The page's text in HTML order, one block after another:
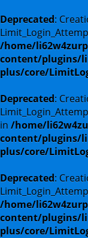
Deprecated:
/home/
content/plugins/
plus/core/
Deprecated:
in /home/
content/plugins/
plus/core/
Deprecated:
/home/
content/plugins/
plus/core/